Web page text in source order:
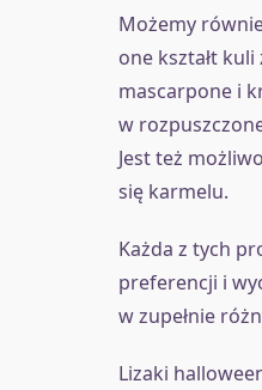
Możemy
one kształt
mascarpone i
w
Jest też
się karmelu.
Każda z tych
preferencji i
w zupełnie
Lizaki